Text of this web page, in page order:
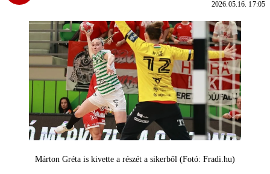
2026.05.16. 17:05
Márton Gréta is kivette a részét a sikerből (Fotó: Fradi.hu)